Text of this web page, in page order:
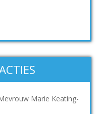
Marie Keating-